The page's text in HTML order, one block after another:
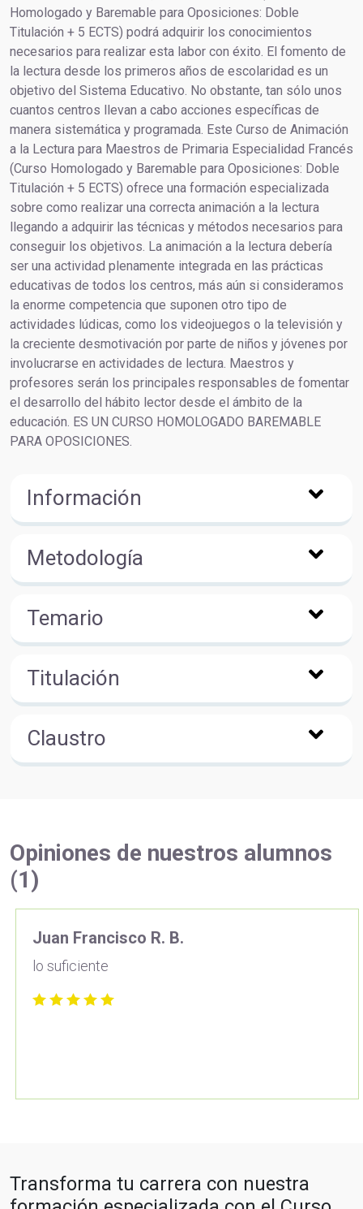
Homologado y Baremable para Oposiciones: Doble
Titulación + 5 ECTS) podrá adquirir los conocimientos
necesarios para realizar esta labor con éxito. El fomento de
la lectura desde los primeros años de escolaridad es un
objetivo del Sistema Educativo. No obstante, tan sólo unos
cuantos centros llevan a cabo acciones específicas de
manera sistemática y programada. Este Curso de Animación
a la Lectura para Maestros de Primaria Especialidad Francés
(Curso Homologado y Baremable para Oposiciones: Doble
Titulación + 5 ECTS) ofrece una formación especializada
sobre como realizar una correcta animación a la lectura
llegando a adquirir las técnicas y métodos necesarios para
conseguir los objetivos. La animación a la lectura debería
ser una actividad plenamente integrada en las prácticas
educativas de todos los centros, más aún si consideramos
la enorme competencia que suponen otro tipo de
actividades lúdicas, como los videojuegos o la televisión y
la creciente desmotivación por parte de niños y jóvenes por
involucrarse en actividades de lectura. Maestros y
profesores serán los principales responsables de fomentar
el desarrollo del hábito lector desde el ámbito de la
educación. ES UN CURSO HOMOLOGADO BAREMABLE
PARA OPOSICIONES.
Información
Metodología
Temario
Titulación
Claustro
Opiniones de nuestros alumnos
(1)
Juan Francisco R. B.
lo suficiente
Transforma tu carrera con nuestra